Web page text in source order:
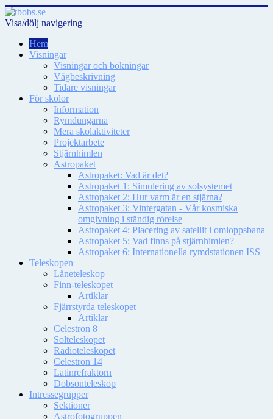
Visa/dölj navigering
Hem
Visningar
Visningar och bokningar
Vägbeskrivning
Tidare visningar
För skolor
Information
Rymdungarna
Mera skolaktiviteter
Projektarbete
Stjärnhimlen
Astropaket
Astropaket: Vad är det?
Astropaket 1: Simulering av solsystemet
Astropaket 2: Hur varm är en stjärna?
Astropaket 3: Vintergatan - Vår kosmiska
omgivning i ständig rörelse
Astropaket 4: Placering av satellit i omloppsbana
Astropaket 5: Vad finns på stjärnhimlen?
Astropaket 6: Internationella rymdstationen ISS
Teleskopen
Låneteleskop
Finn-teleskopet
Artiklar
Fjärrstyrda teleskopet
Artiklar
Celestron 8
Solteleskopet
Radioteleskopet
Celestron 14
Latinrefraktorn
Dobsonteleskop
Intressegrupper
Sektioner
Astrofotogruppen